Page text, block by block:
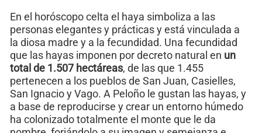
En el horóscopo celta el haya simboliza a las
personas elegantes y prácticas y está vinculada a
la diosa madre y a la fecundidad. Una fecundidad
que las hayas imponen por decreto natural en un
total de 1.507 hectáreas, de las que 1.455
pertenecen a los pueblos de San Juan, Casielles,
San Ignacio y Vago. A Peloño le gustan las hayas, y
a base de reproducirse y crear un entorno húmedo
ha colonizado totalmente el monte que le da